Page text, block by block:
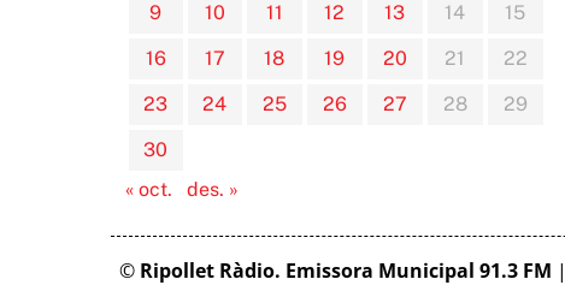
9
10 11 12 13 14
15
16
17 18 19 20 21
22
23
24 25 26 27 28
29
30
« oct.
des. »
© Ripollet Ràdio. Emissora Municipal 91.3 FM